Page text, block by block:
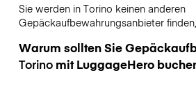
Sie werden in Torino keinen anderen
Gepäckaufbewahrungsanbieter
Warum sollten Sie
Torinomit LuggageHero